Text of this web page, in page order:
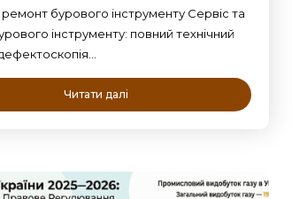
ремонт бурового інструменту Сервіс та
інструменту: повний технічний
Читати далі